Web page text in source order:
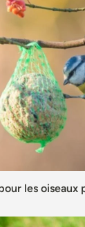
les oiseaux